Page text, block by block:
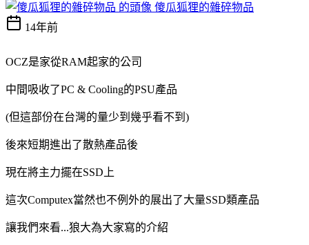
傻瓜狐狸的雜碎物品
14年前
OCZ是家從RAM起家的公司
中間吸收了PC & Cooling的PSU產品
(但這部份在台灣的量少到幾乎看不到)
後來短期進出了散熱產品後
現在將主力擺在SSD上
這次Computex當然也不例外的展出了大量SSD類產品
讓我們來看...狼大為大家寫的介紹